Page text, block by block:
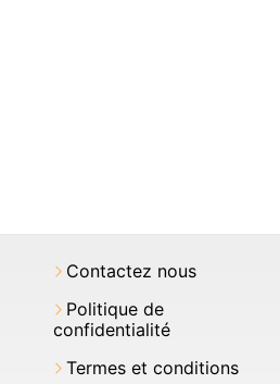
Contactez nous
Politique de
confidentialité
Termes et conditions